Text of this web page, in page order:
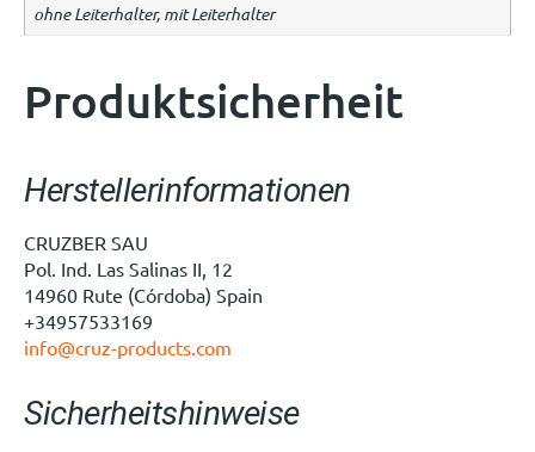
ohne Leiterhalter, mit Leiterhalter
Produktsicherheit
Herstellerinformationen
CRUZBER SAU
Pol. Ind. Las Salinas II, 12
14960 Rute (Córdoba) Spain
+34957533169
info@cruz-products.com
Sicherheitshinweise